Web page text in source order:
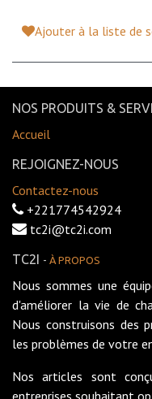
Ajouter à la liste de
NOS PRODUITS &
Accueil
REJOIGNEZ-NOUS
Contactez-nous
+221774542924
tc2i@tc2i.com
TC2I - À PROPOS
Nous sommes une
d'améliorer la vie de
Nous construisons des
les problèmes de votre
Nos articles sont
entreprises souhaitant